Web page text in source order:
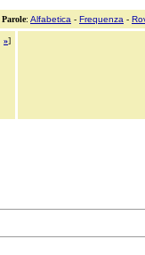
Parole: Alfabetica - Frequenza -
»]